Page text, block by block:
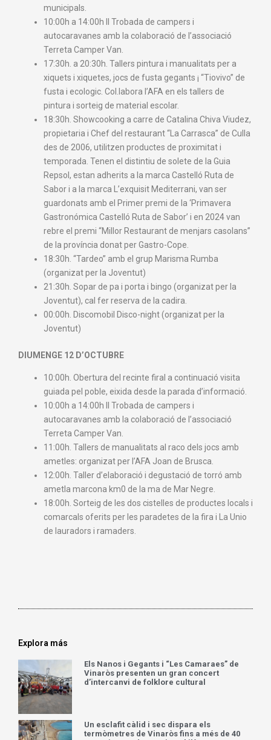
municipals.
10:00h a 14:00h Il Trobada de campers i
autocaravanes amb la colaboració de l’associació
Terreta Camper Van.
17:30h. a 20:30h. Tallers pintura i manualitats per a
xiquets i xiquetes, jocs de fusta gegants ¡ “Tiovivo” de
fusta i ecologic. Col.labora l’AFA en els tallers de
pintura i sorteig de material escolar.
18:30h. Showcooking a carre de Catalina Chiva Viudez,
propietaria i Chef del restaurant “La Carrasca” de Culla
des de 2006, utilitzen productes de proximitat i
temporada. Tenen el distintiu de solete de la Guia
Repsol, estan adherits a la marca Castelló Ruta de
Sabor i a la marca L’exquisit Mediterrani, van ser
guardonats amb el Primer premi de la ‘Primavera
Gastronómica Castelló Ruta de Sabor’ i en 2024 van
rebre el premi “Millor Restaurant de menjars casolans”
de la província donat per Gastro-Cope.
18:30h. “Tardeo” amb el grup Marisma Rumba
(organizat per la Joventut)
21:30h. Sopar de pa i porta i bingo (organizat per la
Joventut), cal fer reserva de la cadira.
00:00h. Discomobil Disco-night (organizat per la
Joventut)
DIUMENGE 12 D’OCTUBRE
10:00h. Obertura del recinte firal a continuació visita
guiada pel poble, eixida desde la parada d’informació.
10:00h a 14:00h Il Trobada de campers i
autocaravanes amb la colaboració de l’associació
Terreta Camper Van.
11:00h. Tallers de manualitats al raco dels jocs amb
ametles: organizat per l’AFA Joan de Brusca.
12:00h. Taller d’elaboració i degustació de torró amb
ametla marcona km0 de la ma de Mar Negre.
18:00h. Sorteig de les dos cistelles de productes locals i
comarcals oferits per les paradetes de la fira i La Unio
de lauradors i ramaders.
Explora más
Els Nanos i Gegants i “Les Camaraes” de
Vinaròs presenten un gran concert
d’intercanvi de folklore cultural
Un esclafit càlid i sec dispara els
termòmetres de Vinaròs fins a més de 40